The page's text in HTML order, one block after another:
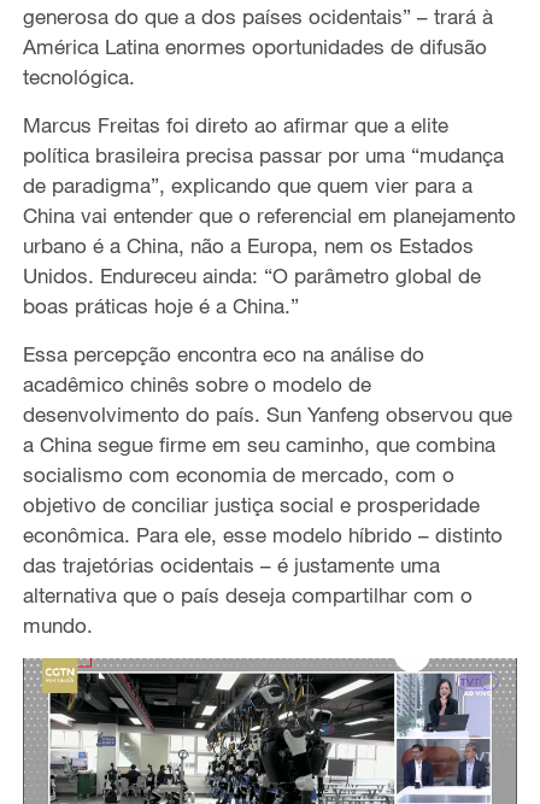
generosa do que a dos países ocidentais” – trará à
América Latina enormes oportunidades de difusão
tecnológica.
Marcus Freitas foi direto ao afirmar que a elite
política brasileira precisa passar por uma “mudança
de paradigma”, explicando que quem vier para a
China vai entender que o referencial em planejamento
urbano é a China, não a Europa, nem os Estados
Unidos. Endureceu ainda: “O parâmetro global de
boas práticas hoje é a China.”
Essa percepção encontra eco na análise do
acadêmico chinês sobre o modelo de
desenvolvimento do país. Sun Yanfeng observou que
a China segue firme em seu caminho, que combina
socialismo com economia de mercado, com o
objetivo de conciliar justiça social e prosperidade
econômica. Para ele, esse modelo híbrido – distinto
das trajetórias ocidentais – é justamente uma
alternativa que o país deseja compartilhar com o
mundo.